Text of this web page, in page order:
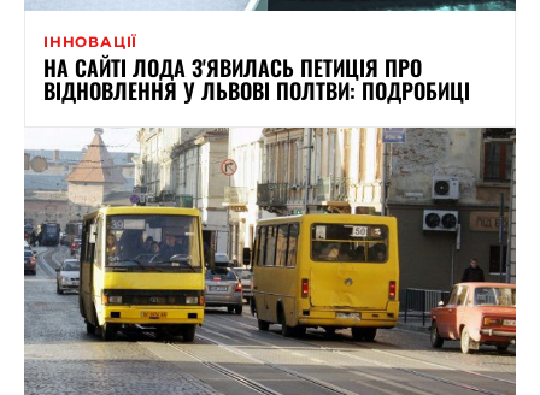
ІННОВАЦІЇ
НА САЙТІ ЛОДА З'ЯВИЛАСЬ ПЕТИЦІЯ ПРО
ВІДНОВЛЕННЯ У ЛЬВОВІ ПОЛТВИ: ПОДРОБИЦІ